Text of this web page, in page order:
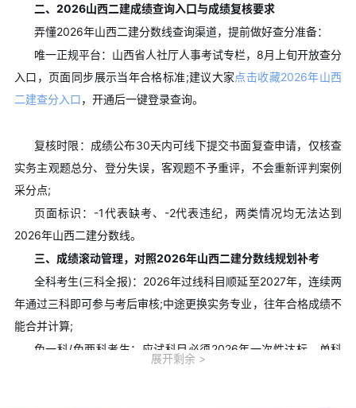
二、2026山西二建成绩查询入口与成绩复核要求
弄懂2026年山西二建分数线查询渠道，提前做好查分准备：
唯一正规平台：山西省人社厅人事考试专栏，8月上旬开放查分
入口，页面同步展示当年合格标准;建议大家点击收藏2026年山西
二建查分入口，开通后一键登录查询。
复核时限：成绩公布30天内可线下提交书面复查申请，仅核查
实务主观题总分、登分失误，客观题不予重评，不会重新评判案例
采分点;
页面标识：-1代表缺考、-2代表违纪，两类情况均无法达到
2026年山西二建分数线。
三、成绩滚动管理，对照2026年山西二建分数线规划补考
全科考生(三科全报)：2026年过线科目顺延至2027年，连续两
年通过三科即可参与考后审核;中途更换实务专业，往年合格成绩不
能合并计算;
免一科/免两科考生：应试科目必须2026年一次性达标，单科
展开剩余